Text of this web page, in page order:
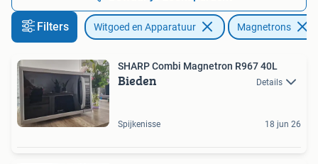
Filters Witgoed en Apparatuur Magnetrons
SHARP Combi Magnetron R967 40L
Bieden Details
Spijkenisse 18 jun 26